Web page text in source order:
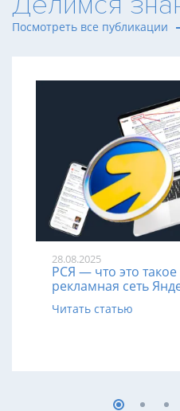
Посмотреть все публикации
28.08.2025
РСЯ — что это такое
рекламная сеть
Читать статью